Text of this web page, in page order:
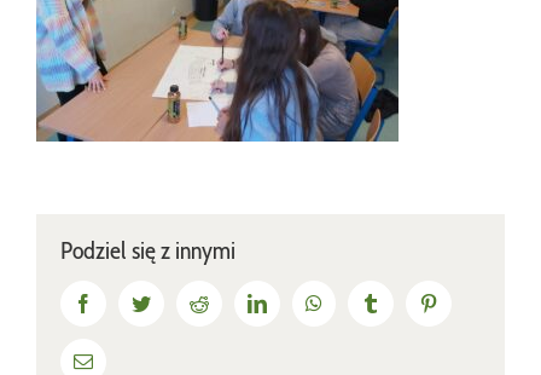
Podziel się z innymi
FacebookTwitterReddit LinkedIn WhatsAppTumblr
Email